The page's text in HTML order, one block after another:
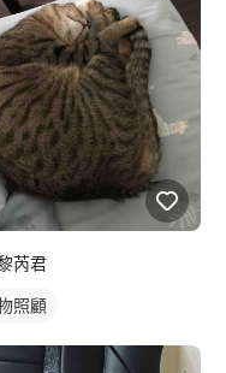
芮君
照顧